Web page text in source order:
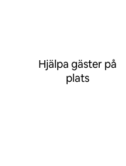
Hjälpa gäster på
plats